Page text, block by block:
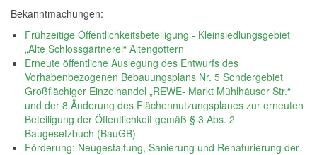
Bekanntmachungen:
Frühzeitige Öffentlichkeitsbeteiligung - Kleinsiedlungsgebiet
„Alte Schlossgärtnerei“ Altengottern
Erneute öffentliche Auslegung des Entwurfs des
Vorhabenbezogenen Bebauungsplans Nr. 5 Sondergebiet
Großflächiger Einzelhandel „REWE- Markt Mühlhäuser Str.“
und der 8.Änderung des Flächennutzungsplanes zur erneuten
Beteiligung der Öffentlichkeit gemäß § 3 Abs. 2
Baugesetzbuch (BauGB)
Förderung: Neugestaltung, Sanierung und Renaturierung der